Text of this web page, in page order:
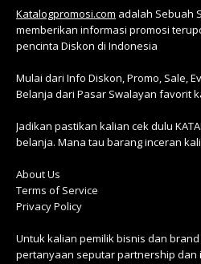
Katalogpromosi.com adalah Sebuah
memberikan informasi promosi
pencinta Diskon di Indonesia
Mulai dari Info Diskon, Promo, Sale,
Belanja dari Pasar Swalayan favorit
Jadikan pastikan kalian cek dulu
belanja. Mana tau barang inceran
About Us
Terms of Service
Privacy Policy
Untuk kalian pemilik bisnis dan
pertanyaan seputar partnership dan